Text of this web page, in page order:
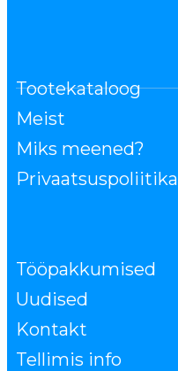
Tootekataloog
Meist
Miks meened?
Privaatsuspoliitika
Tööpakkumised
Uudised
Kontakt
Tellimis info